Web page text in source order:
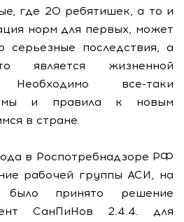
где 20 ребятишек, а то и
норм для первых, может
серьезные последствия, а
является жизненной
Необходимо все-таки
и правила к новым
в стране.
в Роспотребнадзоре РФ
рабочей группы АСИ, на
было принято решение
СанПиНов 2.4.4. для